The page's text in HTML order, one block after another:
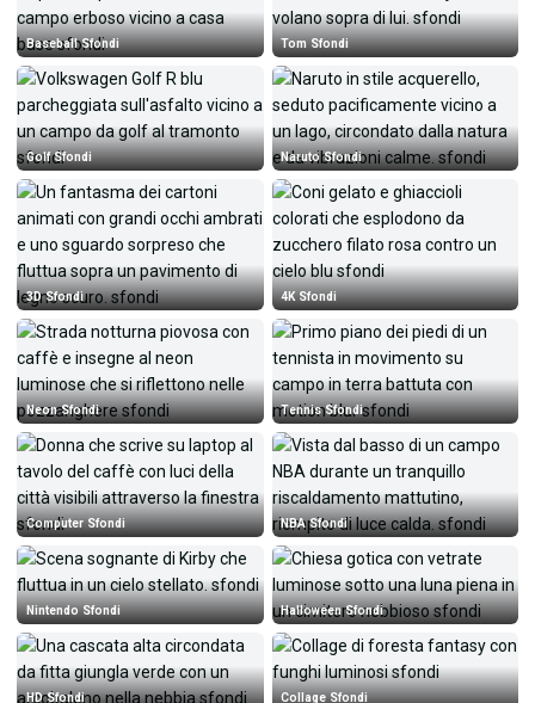
Baseball Sfondi Tom Sfondi
Golf Sfondi Naruto Sfondi
3D Sfondi 4K Sfondi
Neon Sfondi Tennis Sfondi
Computer Sfondi NBA Sfondi
Nintendo Sfondi Halloween Sfondi
HD Sfondi Collage Sfondi